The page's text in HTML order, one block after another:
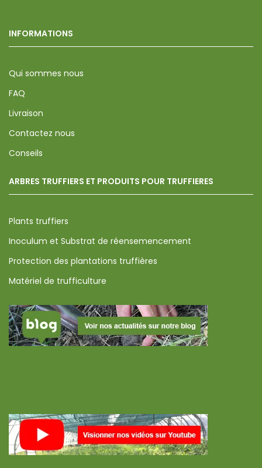
INFORMATIONS
Qui sommes nous
FAQ
Livraison
Contactez nous
Conseils
ARBRES TRUFFIERS ET PRODUITS POUR TRUFFIERES
Plants truffiers
Inoculum et Substrat de réensemencement
Protection des plantations truffières
Matériel de trufficulture